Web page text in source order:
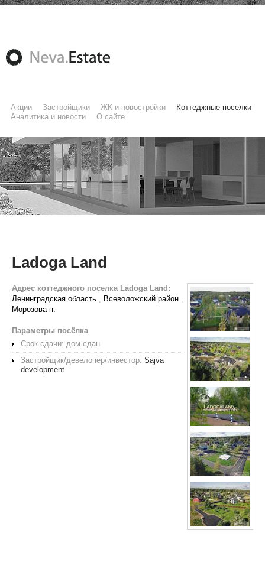
Акции Застройщики ЖК и новостройки
Коттеджные поселки
Аналитика и новости
О сайте
Ladoga Land
Адрес коттеджного поселка Ladoga Land:
Ленинградская область , Всеволожский район ,
Морозова п.
Параметры посёлка
Срок сдачи: дом сдан
Застройщик/девелопер/инвестор: Sajva
development